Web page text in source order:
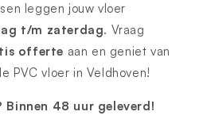
leggen jouw vloer
t/m zaterdag. Vraag
offerte aan en geniet van
PVC vloer in Veldhoven!
48 uur geleverd!